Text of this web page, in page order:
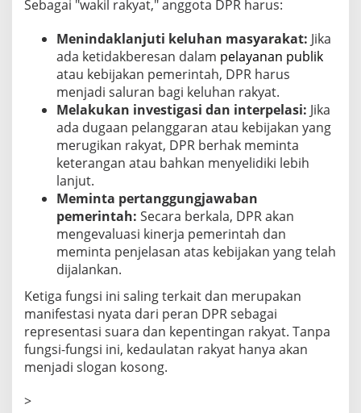
Sebagai "wakil rakyat," anggota DPR harus:
Menindaklanjuti keluhan masyarakat: Jika
ada ketidakberesan dalam pelayanan publik
atau kebijakan pemerintah, DPR harus
menjadi saluran bagi keluhan rakyat.
Melakukan investigasi dan interpelasi: Jika
ada dugaan pelanggaran atau kebijakan yang
merugikan rakyat, DPR berhak meminta
keterangan atau bahkan menyelidiki lebih
lanjut.
Meminta pertanggungjawaban
pemerintah: Secara berkala, DPR akan
mengevaluasi kinerja pemerintah dan
meminta penjelasan atas kebijakan yang telah
dijalankan.
Ketiga fungsi ini saling terkait dan merupakan
manifestasi nyata dari peran DPR sebagai
representasi suara dan kepentingan rakyat. Tanpa
fungsi-fungsi ini, kedaulatan rakyat hanya akan
menjadi slogan kosong.
>